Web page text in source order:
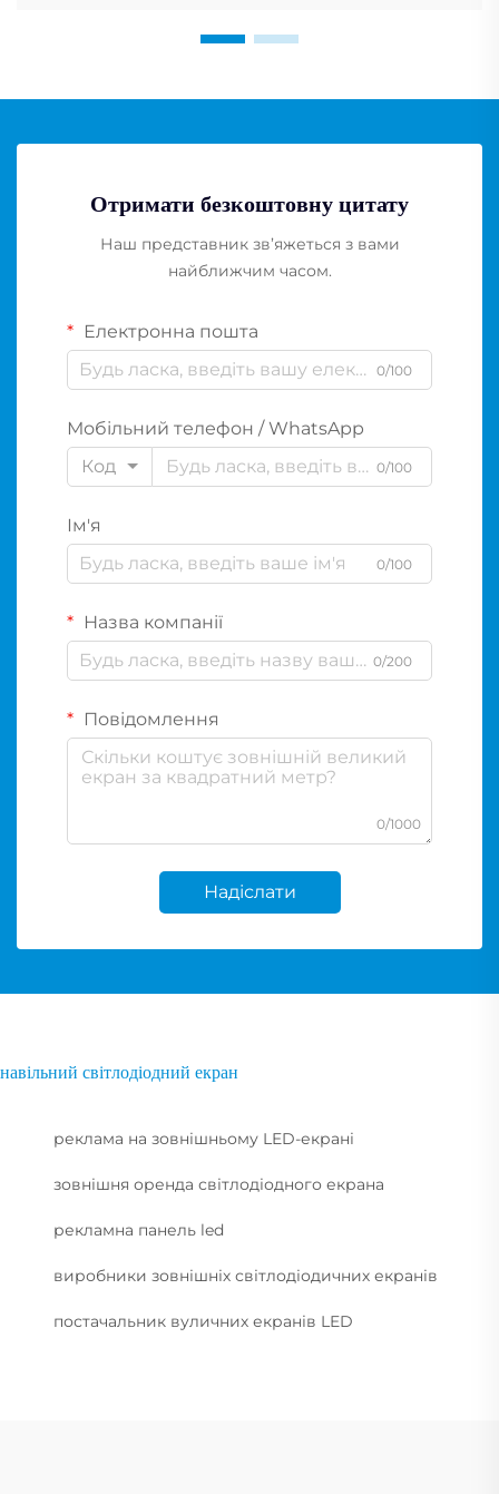
Отримати безкоштовну цитату
Наш представник зв’яжеться з вами
найближчим часом.
Електронна пошта
0/100
Мобільний телефон / WhatsApp
Код
0/100
Ім'я
0/100
Назва компанії
0/200
Повідомлення
0/1000
Надіслати
навільний світлодіодний екран
реклама на зовнішньому LED-екрані
зовнішня оренда світлодіодного екрана
рекламна панель led
виробники зовнішніх світлодіодичних екранів
постачальник вуличних екранів LED